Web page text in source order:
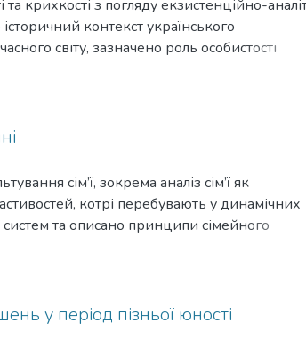
крихкості з погляду екзистенційно-
контекст українського
світу, зазначено роль особистості
терапевтичну модель оптимізації
сім’ї, зокрема аналіз сім’ї як
котрі перебувають у динамічних
систем та описано принципи сімейного
положень індивідуальної
у період пізньої юності